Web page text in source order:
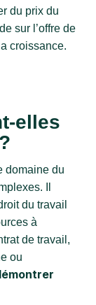
du prix du
sur l’offre de
croissance.
elles
domaine du
Il
du travail
à
de travail,
ou